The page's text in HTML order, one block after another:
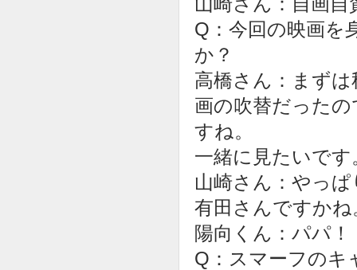
Q：今回の映画を
か？
高橋さん：まず
画の吹替だった
すね。
一緒に見たいです
山崎さん：やっ
有田さんですか
陽向くん：パパ！
Q：スマーフのキ